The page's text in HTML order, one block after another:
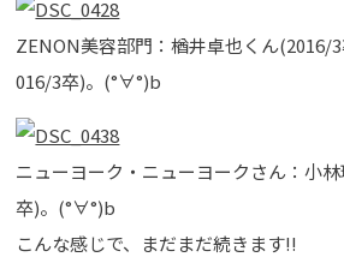
ZENON美容部門：楢井卓也くん(2016/
016/3卒)。(°∀°)b
ニューヨーク・ニューヨークさん：小
卒)。(°∀°)b
こんな感じで、まだまだ続きます!!